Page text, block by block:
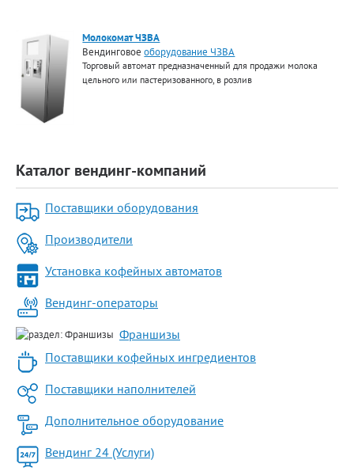
Молокомат ЧЗВА
Вендинговоеоборудование ЧЗВА
Торговый автомат предназначенный для продажи молока
цельного или пастеризованного, в розлив
Каталог вендинг-компаний
Поставщики оборудования
Производители
Установка кофейных автоматов
Вендинг-операторы
Франшизы
Поставщики кофейных ингредиентов
Поставщики наполнителей
Дополнительное оборудование
Вендинг 24 (Услуги)